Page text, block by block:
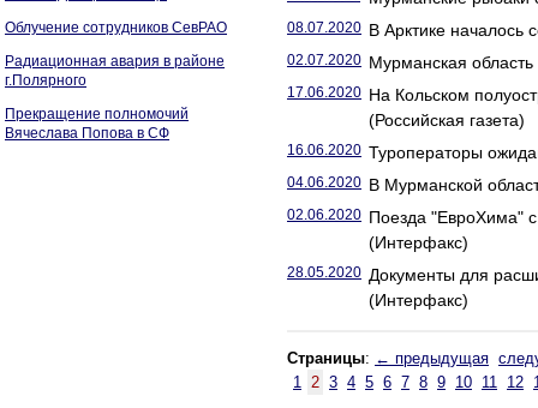
Облучение сотрудников СевРАО
Радиационная авария в районе
г.Полярного
Прекращение полномочий
Вячеслава Попова в СФ
08.07.2020 В Арктике началось
02.07.2020 Мурманская
17.06.2020 На Кольском
(Российская газета)
16.06.2020 Туроператоры
04.06.2020 В Мурманской
02.06.2020 Поезда "ЕвроХима"
(Интерфакс)
28.05.2020 Документы для
(Интерфакс)
Страницы: ← предыдущая
1 2 3 4 5 6 7 8 9 10 11 12